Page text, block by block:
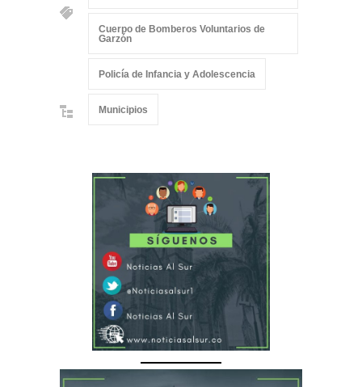
Cuerpo de Bomberos Voluntarios de
Garzón
Policía de Infancia y Adolescencia
Municipios